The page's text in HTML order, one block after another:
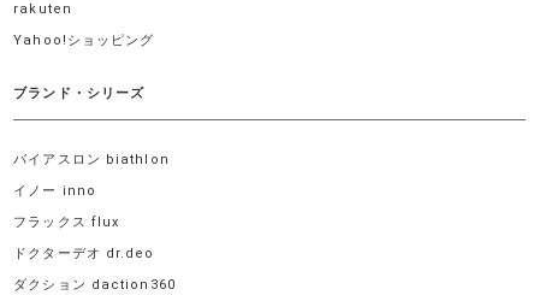
rakuten
Yahoo!ショッピング
ブランド・シリーズ
バイアスロン biathlon
イノー inno
フラックス flux
ドクターデオ dr.deo
ダクション daction360